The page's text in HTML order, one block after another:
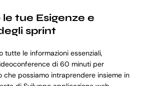
tue Esigenze e
sprint
tutte le informazioni essenziali,
di 60 minuti per
che possiamo intraprendere insieme in